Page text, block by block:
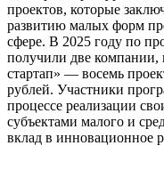
проектов, которые
развитию малых форм
сфере. В 2025 году по
получили две компании,
стартап» — восемь
рублей. Участники
процессе реализации
субъектами малого и
вклад в инновационное